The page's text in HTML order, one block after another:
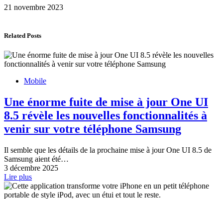
21 novembre 2023
Related Posts
Mobile
Une énorme fuite de mise à jour One UI
8.5 révèle les nouvelles fonctionnalités à
venir sur votre téléphone Samsung
Il semble que les détails de la prochaine mise à jour One UI 8.5 de
Samsung aient été…
3 décembre 2025
Lire plus